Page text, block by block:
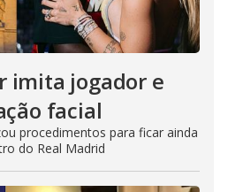
imita jogador e
facial
procedimentos para ficar ainda
do Real Madrid